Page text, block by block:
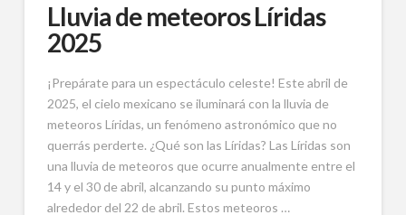
Lluvia de meteoros Líridas
2025
¡Prepárate para un espectáculo celeste! Este abril de
2025, el cielo mexicano se iluminará con la lluvia de
meteoros Líridas, un fenómeno astronómico que no
querrás perderte. ¿Qué son las Líridas? Las Líridas son
una lluvia de meteoros que ocurre anualmente entre el
14 y el 30 de abril, alcanzando su punto máximo
alrededor del 22 de abril. Estos meteoros …